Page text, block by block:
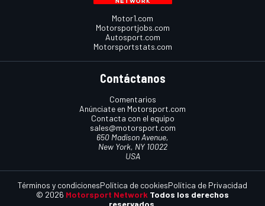
Motor1.com
Motorsportjobs.com
Autosport.com
Motorsportstats.com
Contáctanos
Comentarios
Anúnciate en Motorsport.com
Contacta con el equipo
sales@motorsport.com
650 Madison Avenue,
New York, NY 10022
USA
© 2026 Motorsport Network Todos los derechos
reservados.
Términos y condicionesPolítica de cookiesPolítica de Privacidad